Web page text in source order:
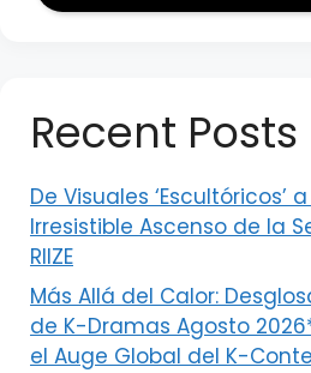
Recent Posts
De Visuales ‘Escultóricos’
Irresistible Ascenso de la
RIIZE
Más Allá del Calor:
de K-Dramas Agosto
el Auge Global del K-